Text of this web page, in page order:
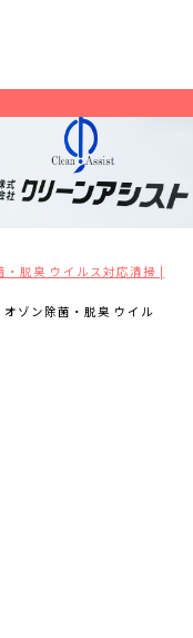
脱臭 ウイルス対応清掃 |
ゾン除菌・脱臭 ウイル